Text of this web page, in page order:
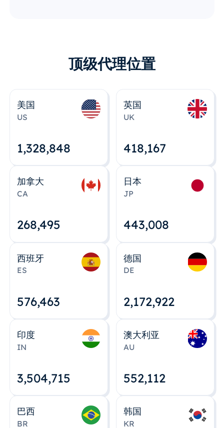
顶级代理位置
美国
US
1,328,848
英国
UK
418,167
加拿大
CA
268,495
日本
JP
443,008
西班牙
ES
576,463
德国
DE
2,172,922
印度
IN
3,504,715
澳大利亚
AU
552,112
巴西
BR
韩国
KR